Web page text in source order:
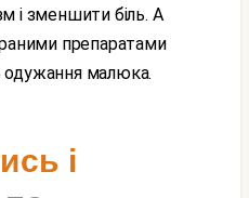
і зменшити біль. А
препаратами
одужання малюка.
і